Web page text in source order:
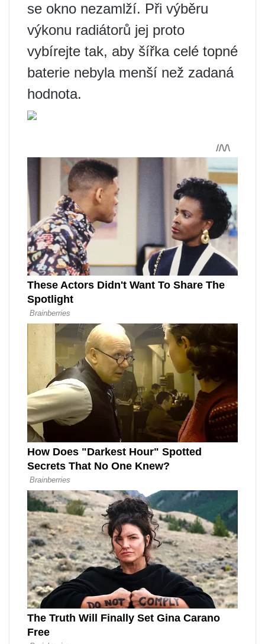
se okno nezamlží. Při výběru
výkonu radiátorů jej proto
vybírejte tak, aby šířka celé topné
baterie nebyla menší než zadaná
hodnota.